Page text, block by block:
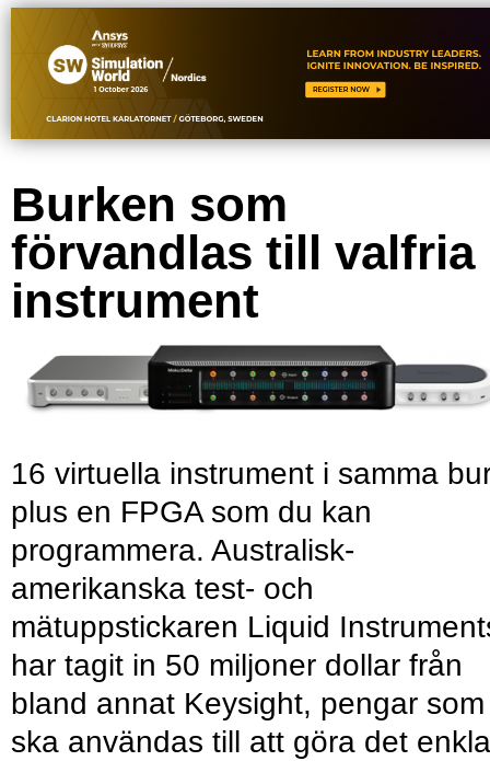
Burken som
förvandlas till valfria
instrument
16 virtuella instrument i samma
plus en FPGA som du kan
programmera. Australisk-
amerikanska test- och
mätuppstickaren Liquid
har tagit in 50 miljoner dollar från
bland annat Keysight, pengar som
ska användas till att göra det